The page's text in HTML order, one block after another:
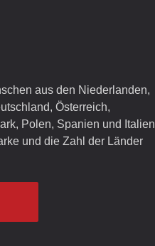
aus den Niederlanden,
Österreich,
Polen, Spanien und Italien
und die Zahl der Länder